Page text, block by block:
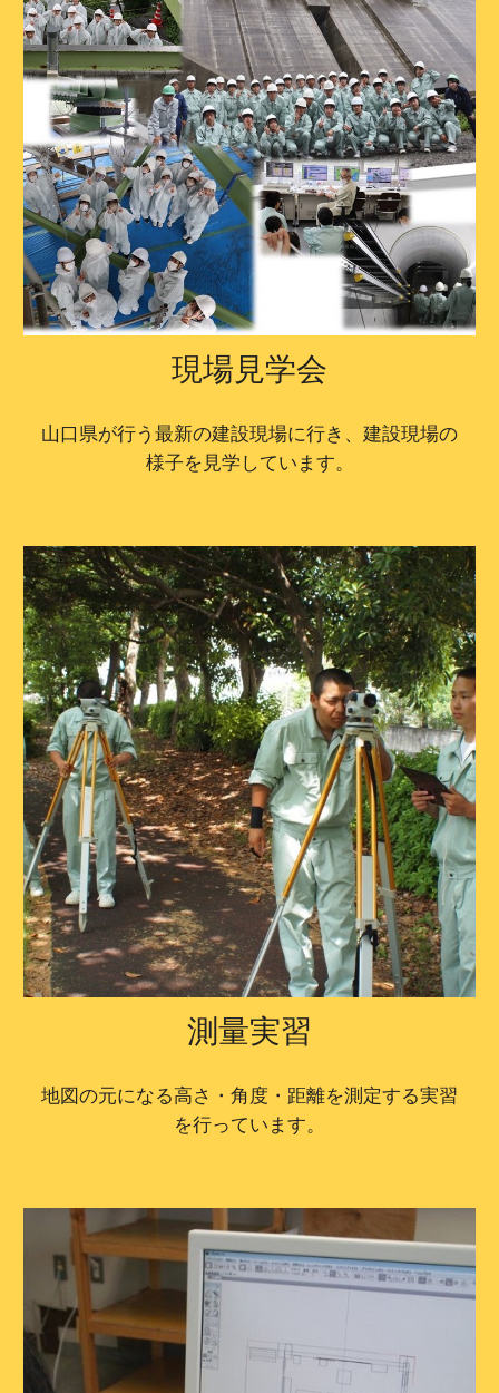
現場見学会
山口県が行う最新の建設現場に行き、建設現場の
様子を見学しています。
測量実習
地図の元になる高さ・角度・距離を測定する実習
を行っています。